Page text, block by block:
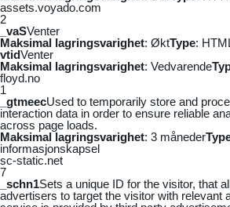
assets.voyado.com
2
_vaSVenter
Maksimal lagringsvarighet: ØktType:
vtidVenter
Maksimal lagringsvarighet: Vedvarende
floyd.no
1
_gtmeecUsed to temporarily store and
interaction data in order to ensure reliable
across page loads.
Maksimal lagringsvarighet: 3 måneder
informasjonskapsel
sc-static.net
7
_schn1Sets a unique ID for the visitor, that
advertisers to target the visitor with relevant